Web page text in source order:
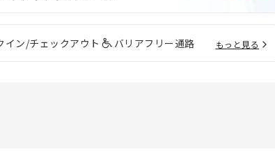
イン/チェックアウト バリアフリー通路 もっと見る